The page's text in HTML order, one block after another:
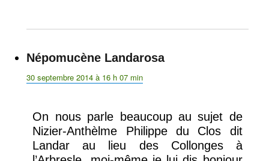
Népomucène Landarosadit :
30 septembre 2014 à 16 h 07 min
On nous parle beaucoup au sujet de
Nizier-Anthèlme Philippe du Clos dit
Landar au lieu des Collonges à